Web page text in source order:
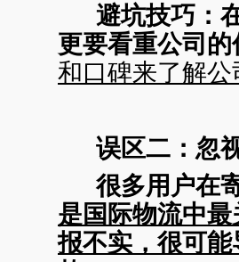
避坑技巧：
更要看重公司
和口碑来了解
误区二：忽
很多用户在
是国际物流中
报不实，很可